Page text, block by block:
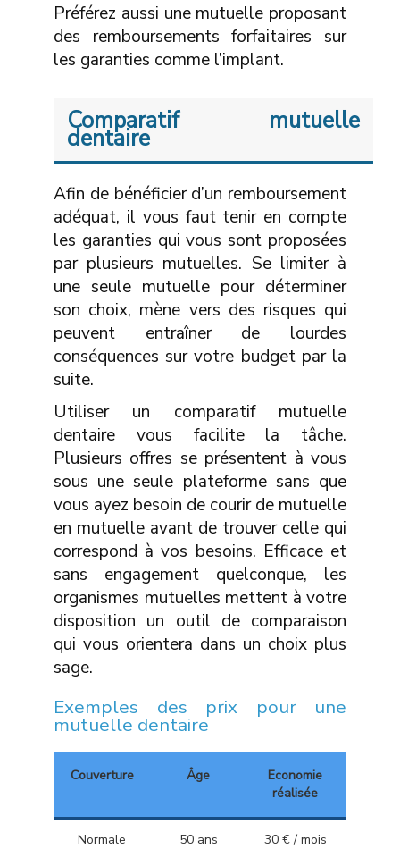
Préférez aussi une mutuelle proposant
des remboursements forfaitaires sur
les garanties comme l’implant.
Comparatif mutuelle
dentaire
Afin de bénéficier d’un remboursement
adéquat, il vous faut tenir en compte
les garanties qui vous sont proposées
par plusieurs mutuelles. Se limiter à
une seule mutuelle pour déterminer
son choix, mène vers des risques qui
peuvent entraîner de lourdes
conséquences sur votre budget par la
suite.
Utiliser un comparatif mutuelle
dentaire vous facilite la tâche.
Plusieurs offres se présentent à vous
sous une seule plateforme sans que
vous ayez besoin de courir de mutuelle
en mutuelle avant de trouver celle qui
correspond à vos besoins. Efficace et
sans engagement quelconque, les
organismes mutuelles mettent à votre
disposition un outil de comparaison
qui vous orientera dans un choix plus
sage.
Exemples des prix pour une
mutuelle dentaire
Couverture Âge
Economie
réalisée
Normale 50 ans 30 € / mois